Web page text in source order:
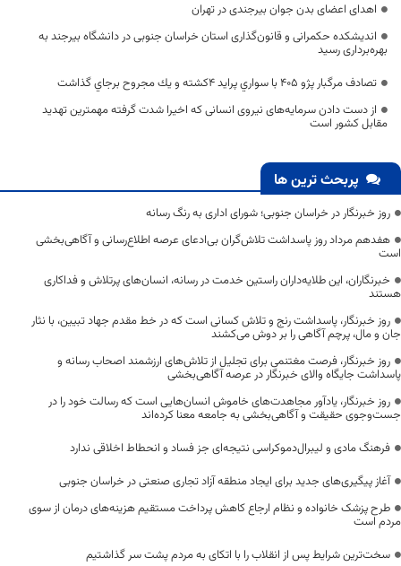
اهدای اعضای بدن جوان بیرجندی در تهران
اندیشکده حکمرانی و قانون‌گذاری استان خراسان جنوبی در دانشگاه بیرجند به
بهره‌برداری رسید
تصادف مرگبار پژو 405 با سواري پرايد 4كشته و يك مجروح برجاي گذاشت
از دست دادن سرمایه‌های نیروی انسانی که اخیرا شدت گرفته مهمترین تهدید
مقابل کشور است
پربحث ترین ها
روز خبرنگار در خراسان جنوبی؛ شورای اداری به رنگ رسانه
هفدهم مرداد روز پاسداشت تلاش‌گران بی‌ادعای عرصه اطلاع‌رسانی و آگاهی‌بخشی
است
خبرنگاران، این طلایه‌داران راستین خدمت در رسانه، انسان‌های پرتلاش و فداکاری
هستند
روز خبرنگار، پاسداشت رنج و تلاش کسانی است که در خط مقدم جهاد تبیین، با نثار
جان و مال، پرچم آگاهی را بر دوش می‌کشند
روز خبرنگار، فرصت مغتنمی برای تجلیل از تلاش‌های ارزشمند اصحاب رسانه و
پاسداشت جایگاه والای خبرنگار در عرصه آگاهی‌بخشی
روز خبرنگار، یادآور مجاهدت‌های خاموش انسان‌هایی است که رسالت خود را در
جست‌وجوی حقیقت و آگاهی‌بخشی به جامعه معنا کرده‌اند
فرهنگ مادی و لیبرال‌دموکراسی نتیجه‌ای جز فساد و انحطاط اخلاقی ندارد
آغاز پیگیری‌های جدید برای ایجاد منطقه آزاد تجاری صنعتی در خراسان جنوبی
طرح پزشک خانواده و نظام ارجاع کاهش پرداخت مستقیم هزینه‌های درمان از سوی
مردم است
سخت‌ترین شرایط پس از انقلاب را با اتکای به مردم پشت سر گذاشتیم